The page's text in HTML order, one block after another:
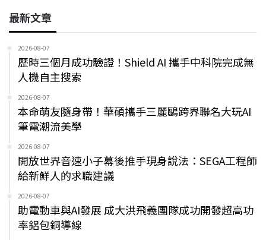
最新文章
2026-08-07
歷時三個月成功驗證！Shield AI 攜手中科院完成無
人機自主搜索
2026-08-07
本命萌友隨身帶！華碩攜手三麗鷗跨界聯名大玩AI
筆電潮流美學
2026-08-07
開放世界音速小子幕後推手現身說法：SEGA工程師
給新鮮人的求職建議
2026-08-07
助電動車與AI發展 成大洪飛義團隊成功開發超高功
率鋁包銅導線